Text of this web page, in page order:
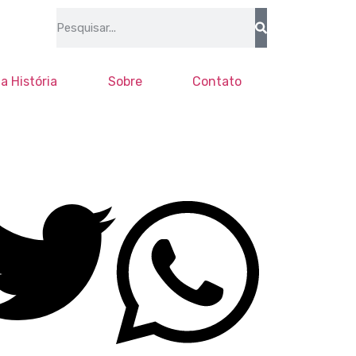
História Sobre Contato